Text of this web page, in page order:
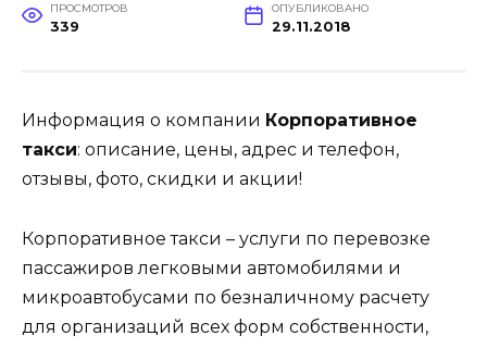
ПРОСМОТРОВ
339
ОПУБЛИКОВАНО
29.11.2018
Информация о компании Корпоративное
такси: описание, цены, адрес и телефон,
отзывы, фото, скидки и акции!
Корпоративное такси – услуги по перевозке
пассажиров легковыми автомобилями и
микроавтобусами по безналичному расчету
для организаций всех форм собственности,